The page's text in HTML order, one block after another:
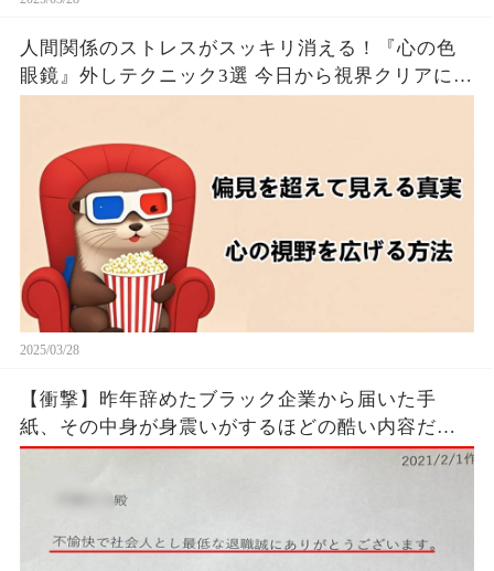
人間関係のストレスがスッキリ消える！『心の色
眼鏡』外しテクニック3選 今日から視界クリアにな
2025/03/28
【衝撃】昨年辞めたブラック企業から届いた手
紙、その中身が身震いがするほどの酷い内容だっ
た…...